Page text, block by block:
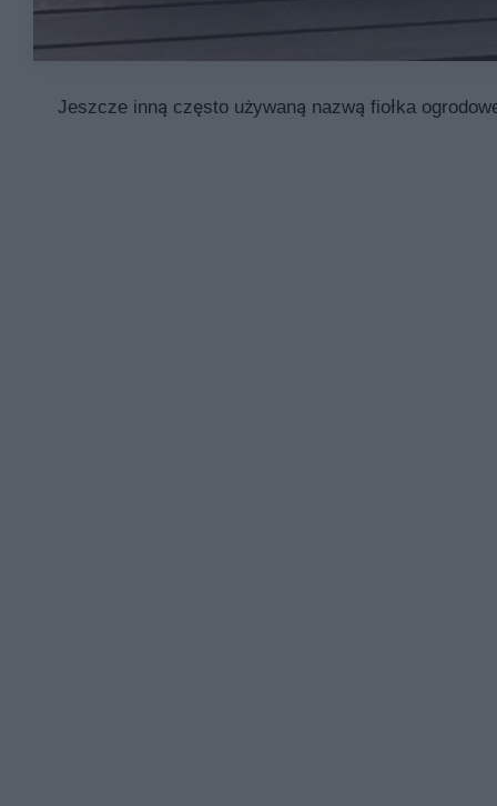
Jeszcze inną często używaną nazwą fiołka